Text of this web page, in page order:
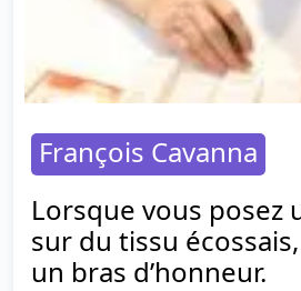
François Cavanna
Lorsque vous posez
sur du tissu
un bras d’honneur.